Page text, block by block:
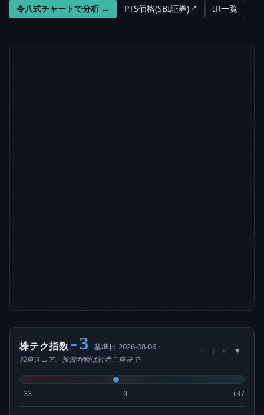
令八式チャートで分析 → PTS価格(SBI証券)↗ IR一覧
株テク指数 -3 基準日 2026-08-06
独自スコア。投資判断は読者ご自身で
↑ ↓ ×
−33 0 +37